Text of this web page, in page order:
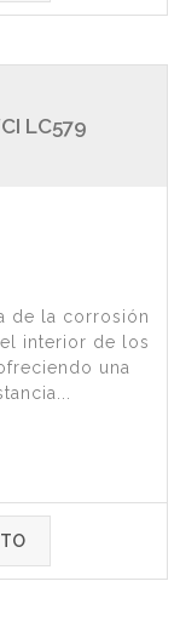
LC579
de la corrosión
interior de los
una